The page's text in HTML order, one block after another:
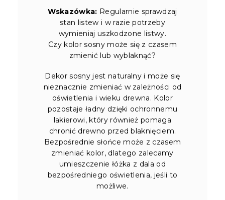
Wskazówka: Regularnie sprawdzaj
stan listew i w razie potrzeby
wymieniaj uszkodzone listwy.
Czy kolor sosny może się z czasem
zmienić lub wyblaknąć?
Dekor sosny jest naturalny i może się
nieznacznie zmieniać w zależności od
oświetlenia i wieku drewna. Kolor
pozostaje ładny dzięki ochronnemu
lakierowi, który również pomaga
chronić drewno przed blaknięciem.
Bezpośrednie słońce może z czasem
zmieniać kolor, dlatego zalecamy
umieszczenie łóżka z dala od
bezpośredniego oświetlenia, jeśli to
możliwe.